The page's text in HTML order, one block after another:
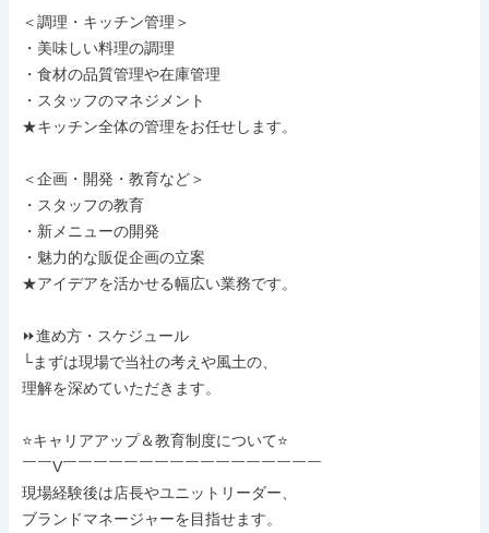
＜調理・キッチン管理＞
・美味しい料理の調理
・食材の品質管理や在庫管理
・スタッフのマネジメント
★キッチン全体の管理をお任せします。
＜企画・開発・教育など＞
・スタッフの教育
・新メニューの開発
・魅力的な販促企画の立案
★アイデアを活かせる幅広い業務です。
⏩進め方・スケジュール
└まずは現場で当社の考えや風土の、
理解を深めていただきます。
⭐キャリアアップ＆教育制度について⭐
￣￣V￣￣￣￣￣￣￣￣￣￣￣￣￣￣￣￣￣
現場経験後は店長やユニットリーダー、
ブランドマネージャーを目指せます。